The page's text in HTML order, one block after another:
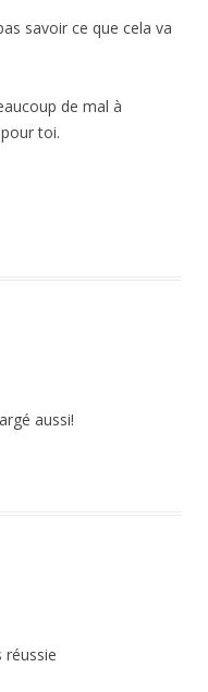
savoir ce que cela va
de mal à
toi.
aussi!